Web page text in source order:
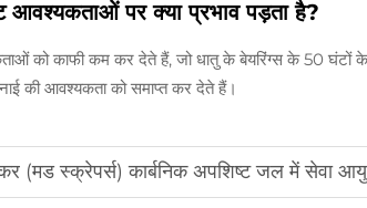
आवश्यकताओं पर क्या प्रभाव पड़ता है?
को काफी कम कर देते हैं, जो धातु के बेयरिंग्स के 50
की आवश्यकता को समाप्त कर देते हैं।
(मड स्क्रेपर्स) कार्बनिक अपशिष्ट जल में सेवा